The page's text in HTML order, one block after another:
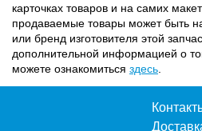
карточках товаров и на самих
продаваемые товары может быть
или бренд изготовителя этой
дополнительной информацией о
можете ознакомиться здесь